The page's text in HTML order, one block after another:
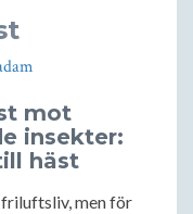
mot
insekter:
häst
friluftsliv, men för